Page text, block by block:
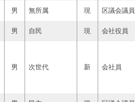
男 無所属 現 区議会議員
男 自民 現 会社役員
男 次世代 新 会社員